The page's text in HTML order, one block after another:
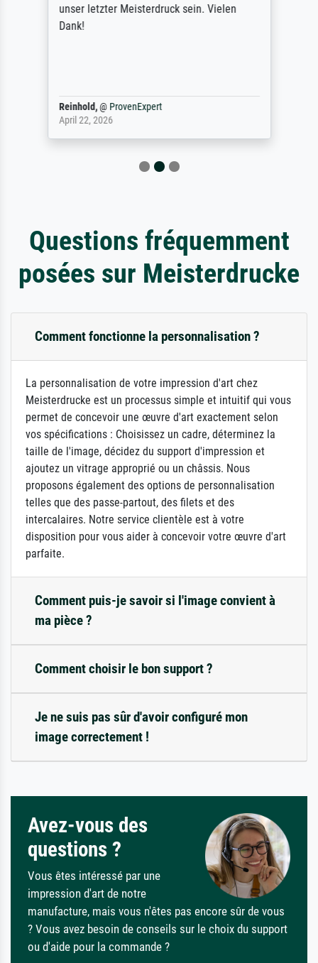
unser letzter Meisterdruck sein. Vielen
Dank!
Reinhold,@ ProvenExpert
April 22, 2026
Questions fréquemment
posées sur Meisterdrucke
Comment fonctionne la personnalisation ?
La personnalisation de votre impression d'art chez
Meisterdrucke est un processus simple et intuitif qui vous
permet de concevoir une œuvre d'art exactement selon
vos spécifications : Choisissez un cadre, déterminez la
taille de l'image, décidez du support d'impression et
ajoutez un vitrage approprié ou un châssis. Nous
proposons également des options de personnalisation
telles que des passe-partout, des filets et des
intercalaires. Notre service clientèle est à votre
disposition pour vous aider à concevoir votre œuvre d'art
parfaite.
Comment puis-je savoir si l'image convient à
ma pièce ?
Comment choisir le bon support ?
Je ne suis pas sûr d'avoir configuré mon
image correctement !
Avez-vous des
questions ?
Vous êtes intéressé par une
impression d'art de notre
manufacture, mais vous n'êtes pas encore sûr de vous
? Vous avez besoin de conseils sur le choix du support
ou d'aide pour la commande ?